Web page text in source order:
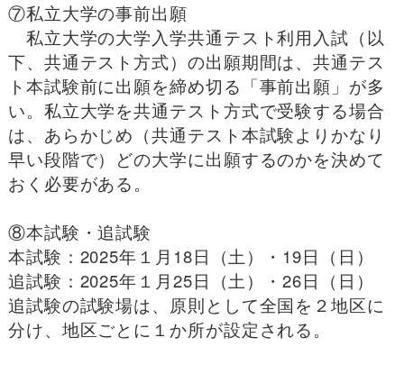
⑦私立大学の事前出願
私立大学の大学入学共通テスト利用入試（以
下、共通テスト方式）の出願期間は、共通テス
ト本試験前に出願を締め切る「事前出願」が多
い。私立大学を共通テスト方式で受験する場合
は、あらかじめ（共通テスト本試験よりかなり
早い段階で）どの大学に出願するのかを決めて
おく必要がある。
⑧本試験・追試験
本試験：2025年１月18日（土）・19日（日）
追試験：2025年１月25日（土）・26日（日）
追試験の試験場は、原則として全国を２地区に
分け、地区ごとに１か所が設定される。